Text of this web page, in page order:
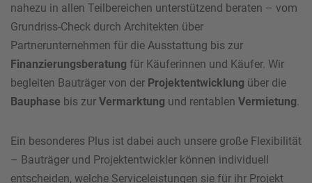
nahezu in allen Teilbereichen unterstützend beraten – vom
Grundriss-Check durch Architekten über
Partnerunternehmen für die Ausstattung bis zur
Finanzierungsberatung für Käuferinnen und Käufer. Wir
begleiten Bauträger von der Projektentwicklung über die
Bauphase bis zur Vermarktung und rentablen Vermietung.
Ein besonderes Plus ist dabei auch unsere große Flexibilität
– Bauträger und Projektentwickler können individuell
entscheiden, welche Serviceleistungen sie für ihr Projekt